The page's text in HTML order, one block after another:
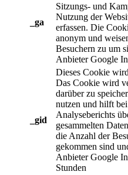
_ga
Sitzungs- und
Nutzung der
erfassen. Die
anonym und
Besuchern zu um
Anbieter Google
_gid
Dieses Cookie
Das Cookie wird
darüber zu
nutzen und hilft
Analyseberichts
gesammelten
die Anzahl der
gekommen sind
Anbieter Google
Stunden